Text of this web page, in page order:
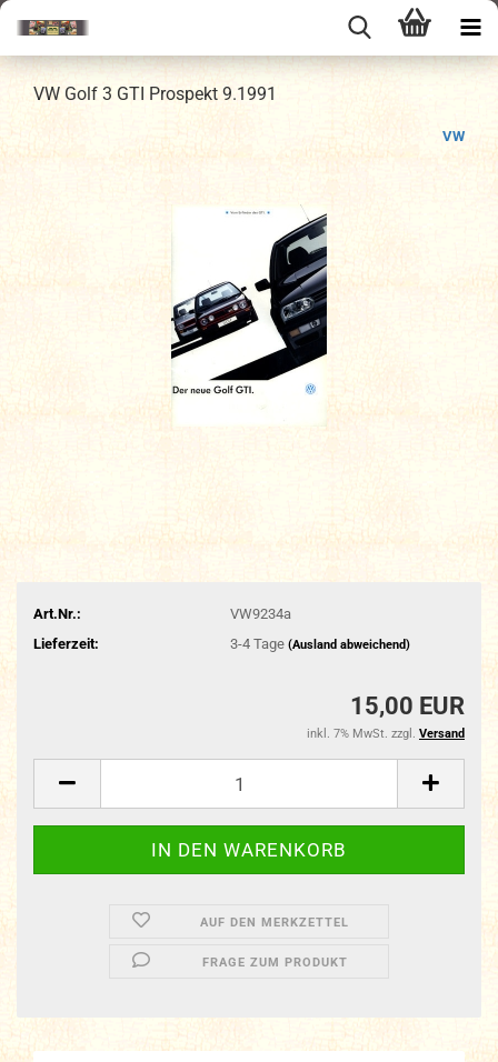
VW Golf 3 GTI Prospekt 9.1991
VW
Art.Nr.:
VW9234a
Lieferzeit:
3-4 Tage (Ausland abweichend)
15,00 EUR
inkl. 7% MwSt. zzgl. Versand
AUF DEN MERKZETTEL
FRAGE ZUM PRODUKT